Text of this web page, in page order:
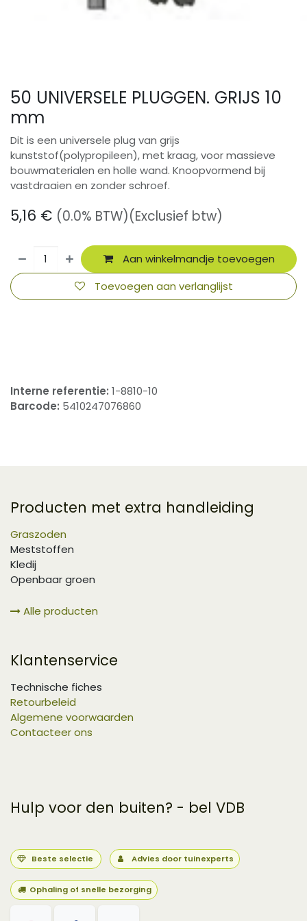
50 UNIVERSELE PLUGGEN. GRIJS 10
mm
Dit is een universele plug van grijs
kunststof(polypropileen), met kraag, voor massieve
bouwmaterialen en holle wand. Knoopvormend bij
vastdraaien en zonder schroef.
5,16 € (0.0% BTW)(Exclusief btw)
Aan winkelmandje toevoegen
Toevoegen aan verlanglijst
Interne referentie: 1-8810-10
Barcode: 5410247076860
Producten met extra handleiding
Graszoden
Meststoffen
Kledij
Openbaar groen
Alle producten
Klantenservice
Technische fiches
Retourbeleid
Algemene voorwaarden
Contacteer ons
Hulp voor den buiten? - bel VDB
Beste selectie Advies door tuinexperts
Ophaling of snelle bezorging